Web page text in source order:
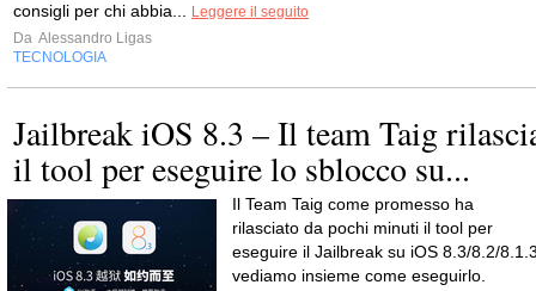
consigli per chi abbia...
Leggere il seguito
Da Alessandro Ligas
TECNOLOGIA
Jailbreak iOS 8.3 – Il team Taig
il tool per eseguire lo sblocco su...
Il Team Taig come promesso ha
rilasciato da pochi minuti il tool per
eseguire il Jailbreak su iOS 8.3/8.2/
vediamo insieme come eseguirlo.